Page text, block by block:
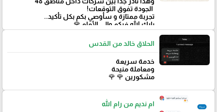
‏ الجودة تفوق التوقعات!
تجربة ممتازة و سأوصي بكم بكل تأكيد..
‏بارك الله فيكم وإلى الأمام 🌹
الحلاق خالد من القدس
خدمة سريعة
ومعاملة منيحة
مشكورين 🌹 🌹
ام نديم من رام الله